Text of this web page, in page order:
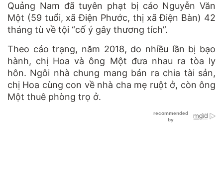
Quảng Nam đã tuyên phạt bị cáo Nguyễn Văn
Một (59 tuổi, xã Điện Phước, thị xã Điện Bàn) 42
tháng tù về tội “cố ý gây thương tích”.
Theo cáo trạng, năm 2018, do nhiều lần bị bạo
hành, chị Hoa và ông Một đưa nhau ra tòa ly
hôn. Ngôi nhà chung mang bán ra chia tài sản,
chị Hoa cùng con về nhà cha mẹ ruột ở, còn ông
Một thuê phòng trọ ở.